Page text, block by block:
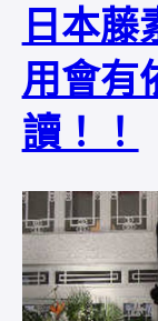
日本
用會有
讀！！